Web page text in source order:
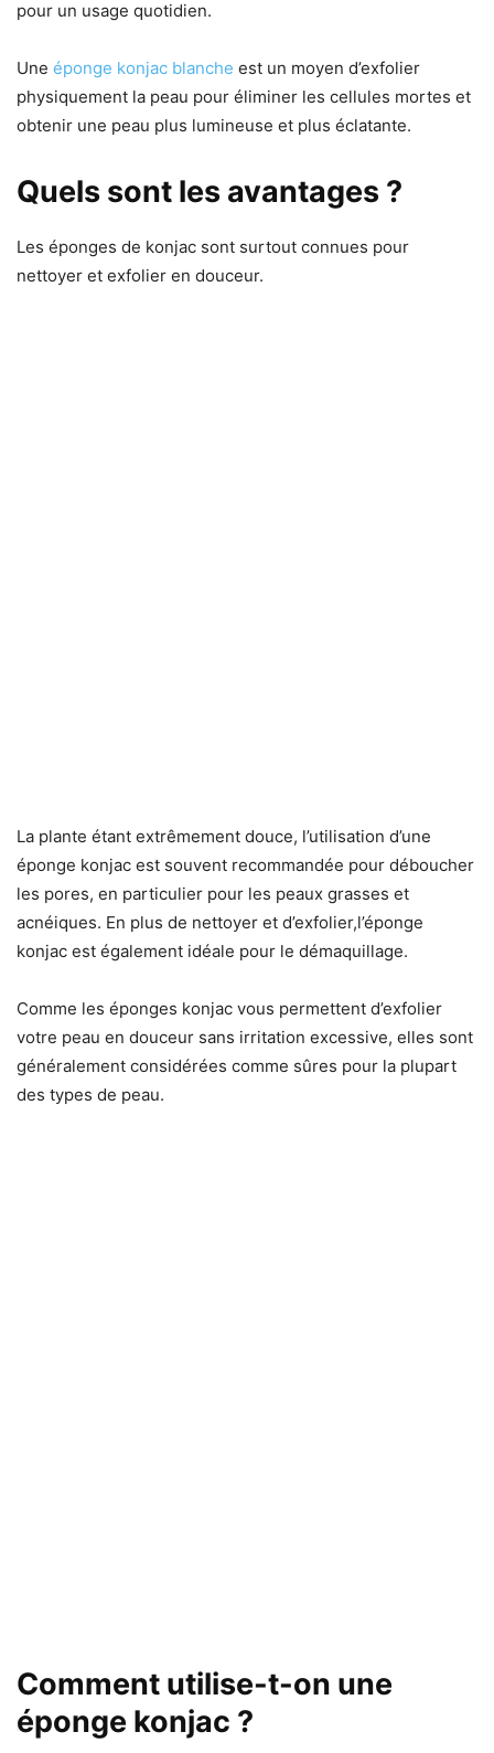
pour un usage quotidien.
Une éponge konjac blanche est un moyen d’exfolier
physiquement la peau pour éliminer les cellules mortes et
obtenir une peau plus lumineuse et plus éclatante.
Quels sont les avantages ?
Les éponges de konjac sont surtout connues pour
nettoyer et exfolier en douceur.
La plante étant extrêmement douce, l’utilisation d’une
éponge konjac est souvent recommandée pour déboucher
les pores, en particulier pour les peaux grasses et
acnéiques. En plus de nettoyer et d’exfolier,l’éponge
konjac est également idéale pour le démaquillage.
Comme les éponges konjac vous permettent d’exfolier
votre peau en douceur sans irritation excessive, elles sont
généralement considérées comme sûres pour la plupart
des types de peau.
Comment utilise-t-on une
éponge konjac ?